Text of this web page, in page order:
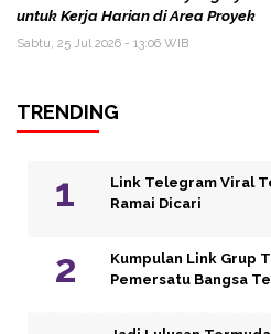
untuk Kerja Harian di Area Proyek
Sabtu, 25 Jul 2026 - 13:06 WIB
TRENDING
Link Telegram Viral
Ramai Dicari
Kumpulan Link Grup
Pemersatu Bangsa